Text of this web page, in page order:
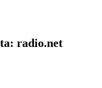
radio.net